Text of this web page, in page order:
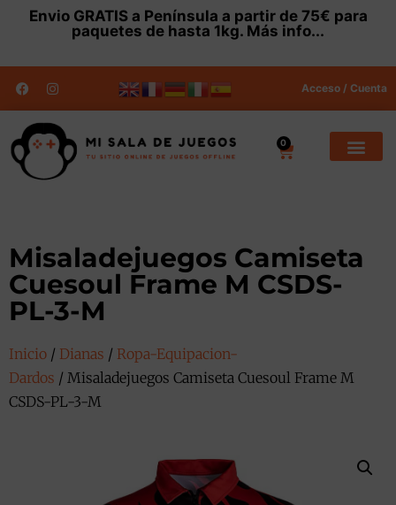
Envio GRATISa Península a partir de 75€ para
paquetes de hasta 1kg. Más info...
Acceso / Cuenta
0
Misaladejuegos Camiseta
Cuesoul Frame M CSDS-
PL-3-M
Inicio / Dianas / Ropa-Equipacion-
Dardos / Misaladejuegos Camiseta Cuesoul Frame M
CSDS-PL-3-M